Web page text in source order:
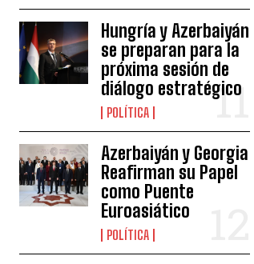
Hungría y Azerbaiyán
se preparan para la
próxima sesión de
diálogo estratégico
POLÍTICA
Azerbaiyán y Georgia
Reafirman su Papel
como Puente
Euroasiático
POLÍTICA